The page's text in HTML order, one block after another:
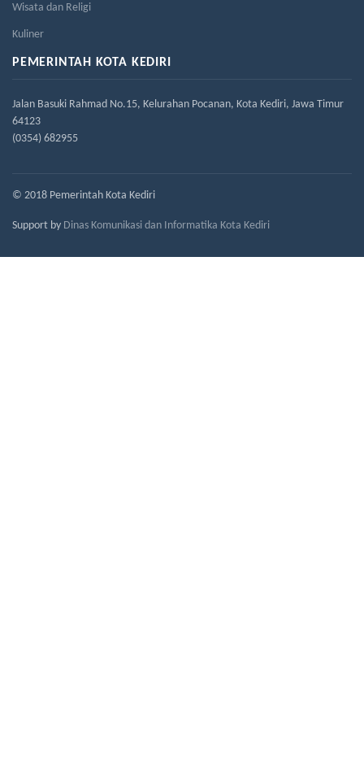
Wisata dan Religi
Kuliner
PEMERINTAH KOTA KEDIRI
Jalan Basuki Rahmad No.15, Kelurahan Pocanan, Kota Kediri, Jawa Timur
64123
(0354) 682955
© 2018 Pemerintah Kota Kediri
Support by Dinas Komunikasi dan Informatika Kota Kediri